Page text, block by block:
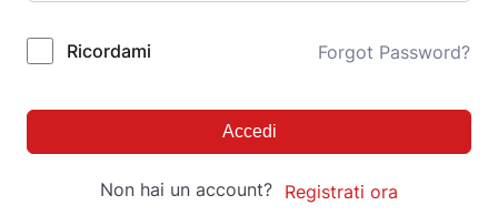
Ricordami Forgot Password?
Accedi
Non hai un account? Registrati ora